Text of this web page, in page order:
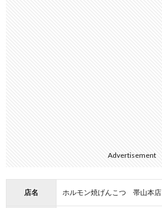
Advertisement
店名 ホルモン焼げんこつ 帯山本店